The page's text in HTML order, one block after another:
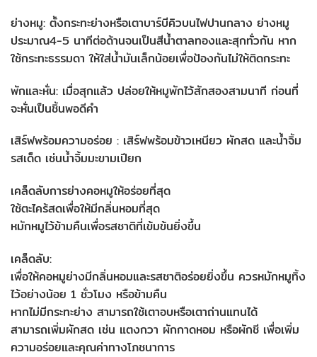
ย่างหมู: ตั้งกระทะย่างหรือเตาบาร์บีคิวบนไฟปานกลาง ย่างหมู
ประมาณ4-5 นาทีต่อด้านจนเป็นสีน้ำตาลทองและสุกทั่วกัน หาก
ใช้กระทะธรรมดา ให้ใส่น้ำมันเล็กน้อยเพื่อป้องกันไม่ให้ติดกระทะ
พักและหั่น: เมื่อสุกแล้ว ปล่อยให้หมูพักไว้สักสองสามนาที ก่อนที่
จะหั่นเป็นชิ้นพอดีคำ
เสิร์ฟพร้อมความอร่อย : เสิร์ฟพร้อมข้าวเหนียว ผักสด และน้ำจิ้ม
รสเด็ด เช่นน้ำจิ้มมะขามเปียก
เคล็ดลับการย่างคอหมูให้อร่อยที่สุด
ใช้ตะไคร้สดเพื่อให้มีกลิ่นหอมที่สุด
หมักหมูไว้ข้ามคืนเพื่อรสชาติที่เข้มข้นยิ่งขึ้น
เคล็ดลับ:
เพื่อให้คอหมูย่างมีกลิ่นหอมและรสชาติอร่อยยิ่งขึ้น ควรหมักหมูทิ้ง
ไว้อย่างน้อย 1 ชั่วโมง หรือข้ามคืน
หากไม่มีกระทะย่าง สามารถใช้เตาอบหรือเตาถ่านแทนได้
สามารถเพิ่มผักสด เช่น แตงกวา ผักกาดหอม หรือผักชี เพื่อเพิ่ม
ความอร่อยและคุณค่าทางโภชนาการ